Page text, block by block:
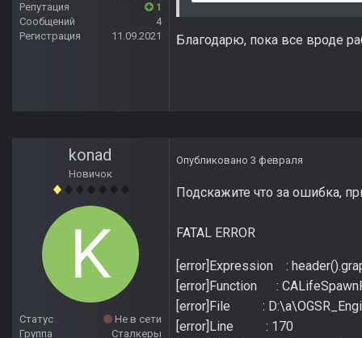
Репутация
1
Сообщений
4
Регистрация
11.09.2021 Благодарю, пока все вроде
konad
Новичок
Статус
Не в сети
Группа
Сталкеры
Опубликовано 3 февраля
Подскажите что за ошибка,
FATAL ERROR
[error]Expression :
[error]Function :
[error]File :
[error]Line : 170